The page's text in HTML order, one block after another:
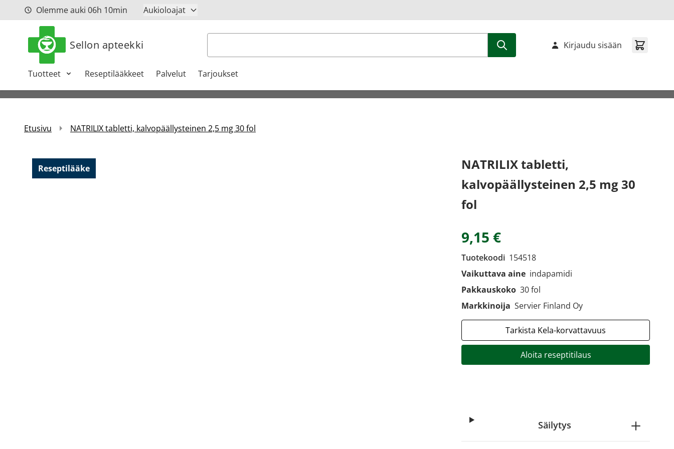
Siirry sisältöönOlemme auki 06h 10min Aukioloajat
Sellon apteekki Haku
Tuotteet Reseptilääkkeet Palvelut Tarjoukset
Kirjaudu sisään
Etusivu NATRILIX tabletti, kalvopäällysteinen 2,5 mg 30 fol
Reseptilääke
NATRILIX tabletti,
kalvopäällysteinen 2,5 mg 30
fol
9,15 €
Tuotekoodi 154518
Vaikuttava aine indapamidi
Pakkauskoko 30 fol
Markkinoija Servier Finland Oy
Tarkista Kela-korvattavuus
Aloita reseptitilaus
Säilytys